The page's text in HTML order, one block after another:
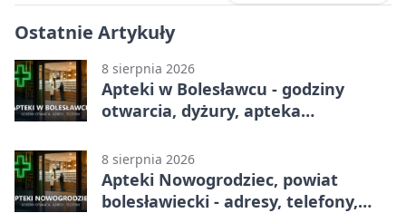
Ostatnie Artykuły
8 sierpnia 2026
Apteki w Bolesławcu - godziny
otwarcia, dyżury, apteka
8 sierpnia 2026
Apteki Nowogrodziec, powiat
bolesławiecki - adresy, telefony,